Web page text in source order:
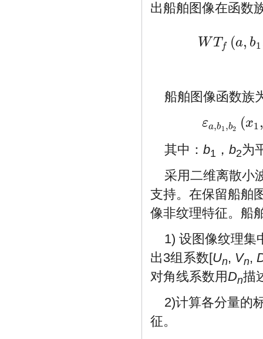
出船舶图像在函数
WT f (a, b1
船舶图像函数族
εa,b1 ,b2 (x1
εa,b1,b 2(x1 x 2)=( 1/
其中： b1 ， b2为
采用二维离散小
支持。在保留船舶
像非纹理特征。船
1) 设图像纹理集
出3组系数[Un, Vn,
对角线系数用Dn描
2)计算各分量的
征。